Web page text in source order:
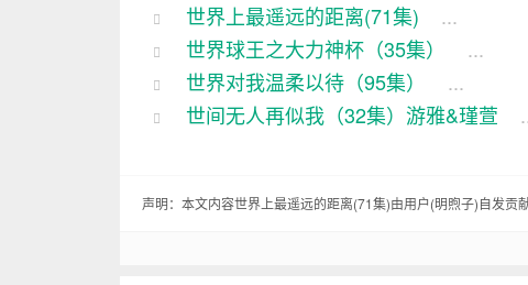
这李大锤，从小就喜欢上了小芳，那感情
妇儿。于是，小芳就立志要考上城里的大
这一别，就是十年。十年间，李大锤和小
就在李大锤和小芳各自忙碌的时候，命运
世界上最遥远的距离(71集)
...
世界球王之大力神杯（35集）
...
世界对我温柔以待（95集）
...
世间无人再似我（32集）游雅&瑾萱
声明：本文内容世界上最遥远的距离(71集)由用户(明煦子)自发贡